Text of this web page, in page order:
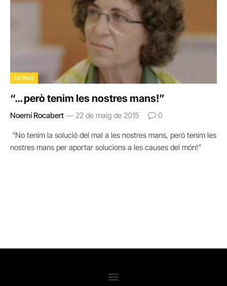
OPINIÓ
“… però tenim les nostres mans!”
Noemí Rocabert 22 de maig de 2015 0
“No tenim la solució del mal a les nostres mans, però tenim les
nostres mans per aportar solucions a les causes del món!”